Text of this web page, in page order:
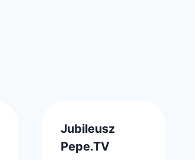
Jubileusz
Pepe.TV